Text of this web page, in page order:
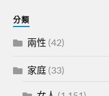
分類
兩性 (42)
家庭 (33)